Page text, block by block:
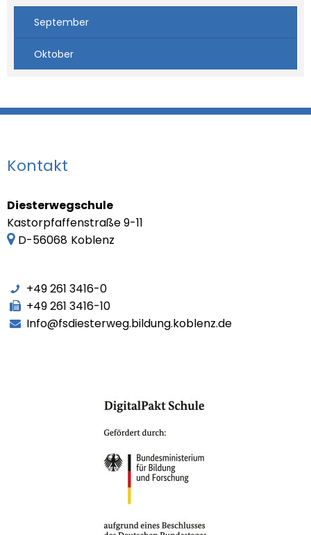
September
Oktober
Kontakt
Diesterwegschule
Kastorpfaffenstraße 9-11
D-56068 Koblenz
+49 261 3416-0
+49 261 3416-10
Info@fsdiesterweg.bildung.koblenz.de